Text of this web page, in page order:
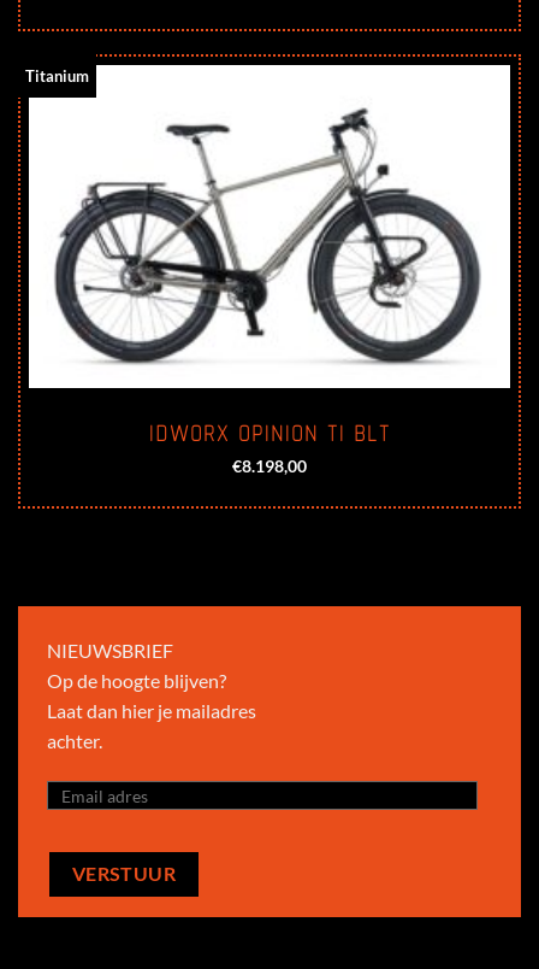
Titanium
IDWORX OPINION TI BLT
€8.198,00
NIEUWSBRIEF
Op de hoogte blijven?
Laat dan hier je mailadres
achter.